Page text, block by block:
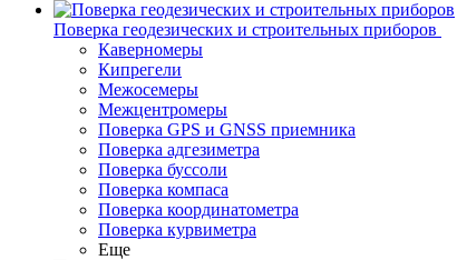
Поверка геодезических и строительных приборов
Каверномеры
Кипрегели
Межосемеры
Межцентромеры
Поверка GPS и GNSS приемника
Поверка адгезиметра
Поверка буссоли
Поверка компаса
Поверка координатометра
Поверка курвиметра
Еще